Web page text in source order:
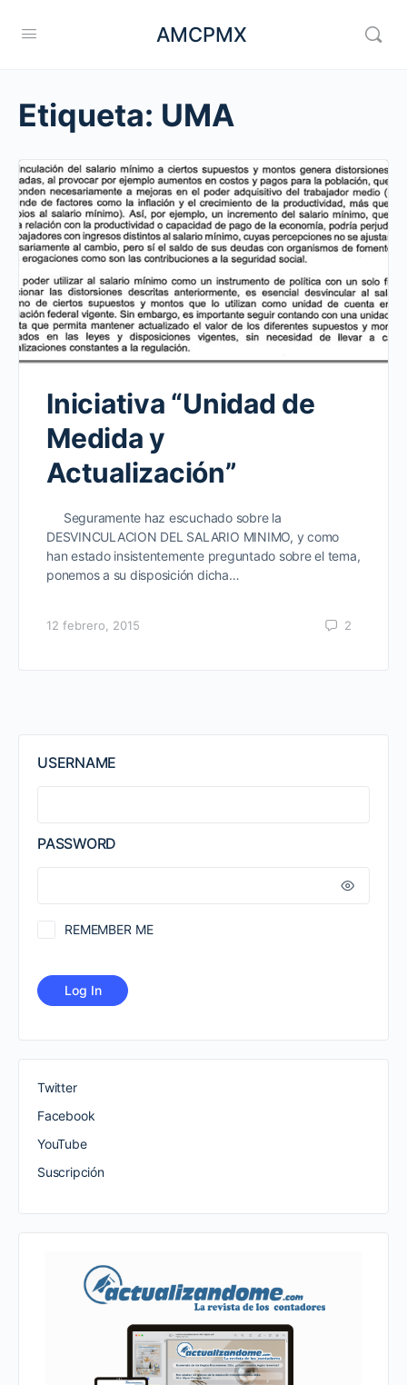
AMCPMX
Etiqueta: UMA
Iniciativa “Unidad de
Medida y
Actualización”
Seguramente haz escuchado sobre la
DESVINCULACION DEL SALARIO MINIMO, y como
han estado insistentemente preguntado sobre el tema,
ponemos a su disposición dicha…
12 febrero, 2015 2
USERNAME
PASSWORD
REMEMBER ME
Twitter
Facebook
YouTube
Suscripción